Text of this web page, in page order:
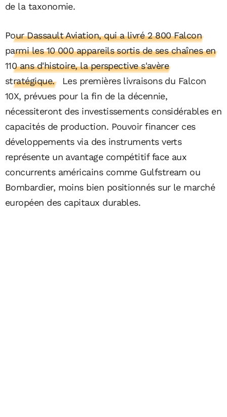
de la taxonomie.
Pour Dassault Aviation, qui a livré 2 800 Falcon
parmi les 10 000 appareils sortis de ses chaînes en
110 ans d'histoire, la perspective s'avère
stratégique.
Les premières livraisons du Falcon
10X, prévues pour la fin de la décennie,
nécessiteront des investissements considérables en
capacités de production. Pouvoir financer ces
développements via des instruments verts
représente un avantage compétitif face aux
concurrents américains comme Gulfstream ou
Bombardier, moins bien positionnés sur le marché
européen des capitaux durables.